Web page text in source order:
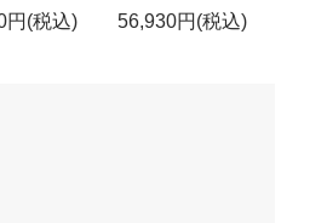
円(税込) 56,930円(税込)